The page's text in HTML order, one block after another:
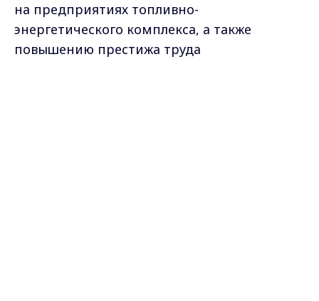
на предприятиях топливно-
энергетического комплекса, а также
повышению престижа труда